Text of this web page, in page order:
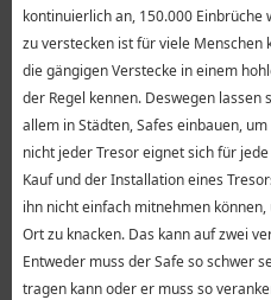
kontinuierlich an, 150.000 Einbrüche
zu verstecken ist für viele Menschen
die gängigen Verstecke in einem
der Regel kennen. Deswegen
allem in Städten, Safes einbauen,
nicht jeder Tresor eignet sich für
Kauf und der Installation eines
ihn nicht einfach mitnehmen
Ort zu knacken. Das kann auf zwei
Entweder muss der Safe so schwer
tragen kann oder er muss so